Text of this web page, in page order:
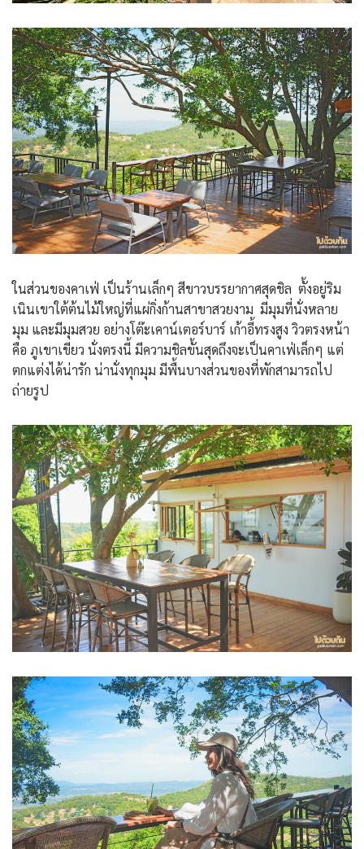
ในส่วนของคาเฟ่ เป็นร้านเล็กๆ สีขาวบรรยากาศสุดชิล ตั้งอยู่ริม
เนินเขาใต้ต้นไม้ใหญ่ที่แผ่กิ่งก้านสาขาสวยงาม มีมุมที่นั่งหลาย
มุม และมีมุมสวย อย่างโต๊ะเคาน์เตอร์บาร์ เก้าอี้ทรงสูง วิวตรงหน้า
คือ ภูเขาเขียว นั่งตรงนี้ มีความชิลขั้นสุดถึงจะเป็นคาเฟ่เล็กๆ แต่
ตกแต่งได้น่ารัก น่านั่งทุกมุม มีพื้นบางส่วนของที่พักสามารถไป
ถ่ายรูป